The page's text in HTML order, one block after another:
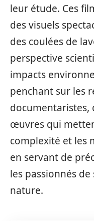
leur étude. Ces
des visuels
des coulées de
perspective
impacts
penchant sur les
documentaristes,
œuvres qui
complexité et les
en servant de
les passionnés de
nature.